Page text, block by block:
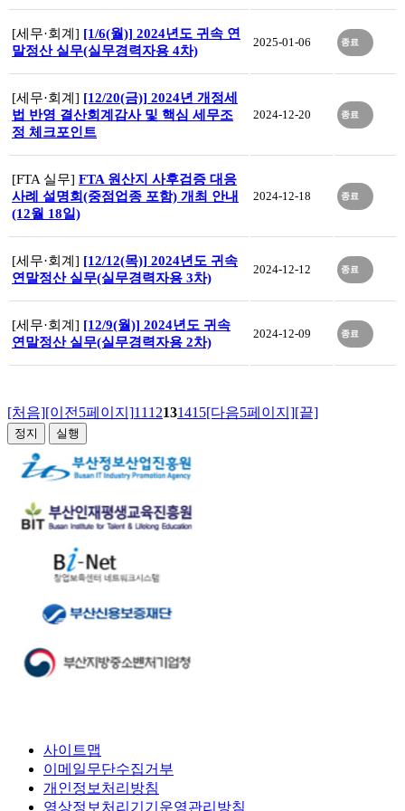
[세무·회계] [1/6(월)] 2024년도 귀속 연
말정산 실무(실무경력자용 4차)
2025-01-06 종료
[세무·회계] [12/20(금)] 2024년 개정세
법 반영 결산회계감사 및 핵심 세무조
정 체크포인트
2024-12-20 종료
[FTA 실무] FTA 원산지 사후검증 대응
사례 설명회(중점업종 포함) 개최 안내
(12월 18일)
2024-12-18 종료
[세무·회계] [12/12(목)] 2024년도 귀속
연말정산 실무(실무경력자용 3차)
2024-12-12 종료
[세무·회계] [12/9(월)] 2024년도 귀속
연말정산 실무(실무경력자용 2차)
2024-12-09 종료
[처음][이전5페이지]11 12131415[다음5페이지][끝]
정지 실행
사이트맵
이메일무단수집거부
개인정보처리방침
영상정보처리기기운영관리방침